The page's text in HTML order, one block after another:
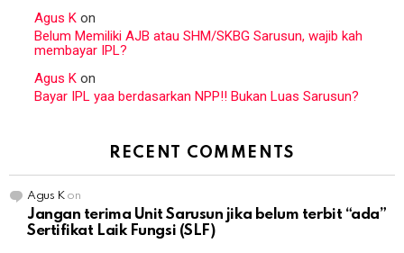
Agus K on
Belum Memiliki AJB atau SHM/SKBG Sarusun, wajib kah
membayar IPL?
Agus K on
Bayar IPL yaa berdasarkan NPP!! Bukan Luas Sarusun?
RECENT COMMENTS
Agus Kon
Jangan terima Unit Sarusun jika belum terbit “ada”
Sertifikat Laik Fungsi (SLF)